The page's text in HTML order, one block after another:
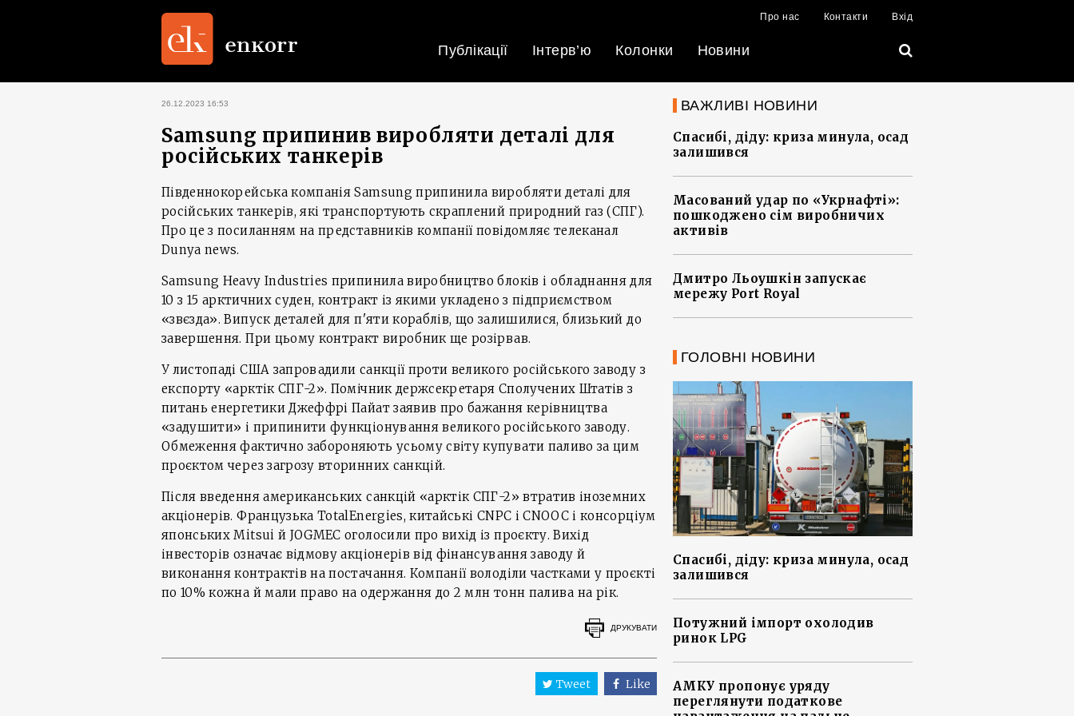
Про нас Контакти Вхід
Публікації Інтерв’ю Колонки Новини
26.12.2023 16:53
Samsung припинив виробляти деталі для
російських танкерів
Південнокорейська компанія Samsung припинила виробляти деталі для
російських танкерів, які транспортують скраплений природний газ (СПГ).
Про це з посиланням на представників компанії повідомляє телеканал
Dunya news.
Samsung Heavy Industries припинила виробництво блоків і обладнання для
10 з 15 арктичних суден, контракт із якими укладено з підприємством
«звєзда». Випуск деталей для п'яти кораблів, що залишилися, близький до
завершення. При цьому контракт виробник ще розірвав.
У листопаді США запровадили санкції проти великого російського заводу з
експорту «арктік СПГ-2». Помічник держсекретаря Сполучених Штатів з
питань енергетики Джеффрі Пайат заявив про бажання керівництва
«задушити» і припинити функціонування великого російського заводу.
Обмеження фактично забороняють усьому світу купувати паливо за цим
проєктом через загрозу вторинних санкцій.
Після введення американських санкцій «арктік СПГ-2» втратив іноземних
акціонерів. Французька TotalEnergies, китайські CNPC і CNOOC і консорціум
японських Mitsui й JOGMEC оголосили про вихід із проєкту. Вихід
інвесторів означає відмову акціонерів від фінансування заводу й
виконання контрактів на постачання. Компанії володіли частками у проєкті
по 10% кожна й мали право на одержання до 2 млн тонн палива на рік.
ДРУКУВАТИ
Tweet Like
ВАЖЛИВІ НОВИНИ
Спасибі, діду: криза минула, осад
залишився
Масований удар по «Укрнафті»:
пошкоджено сім виробничих
активів
Дмитро Льоушкін запускає
мережу Port Royal
ГОЛОВНІ НОВИНИ
Спасибі, діду: криза минула, осад
залишився
Потужний імпорт охолодив
ринок LPG
АМКУ пропонує уряду
переглянути податкове